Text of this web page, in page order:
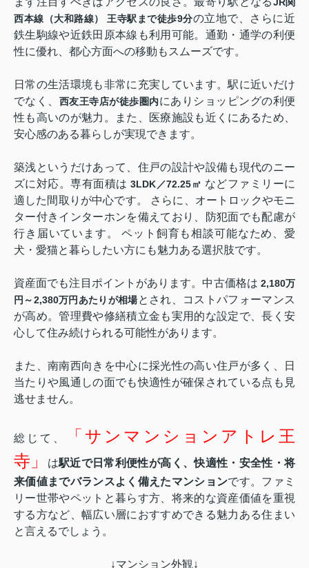
西本線（大和路線） 王寺駅まで徒歩9分の立地で、さらに近
鉄生駒線や近鉄田原本線も利用可能。通勤・通学の利便
性に優れ、都心方面への移動もスムーズです。
日常の生活環境も非常に充実しています。駅に近いだけ
でなく、 西友王寺店が徒歩圏内にありショッピングの利便
性も高いのが魅力。また、医療施設も近くにあるため、
安心感のある暮らしが実現できます。
築浅というだけあって、住戸の設計や設備も現代のニー
ズに対応。専有面積は3LDK／72.25㎡ などファミリーに
適した間取りが中心です。 さらに、オートロックやモニ
ター付きインターホンを備えており、防犯面でも配慮が
行き届いています。 ペット飼育も相談可能なため、愛
犬・愛猫と暮らしたい方にも魅力ある選択肢です。
資産面でも注目ポイントがあります。中古価格は 2,180万
円～2,380万円あたりが相場とされ、コストパフォーマンス
が高め。管理費や修繕積立金も実用的な設定で、長く安
心して住み続けられる可能性があります。
また、南南西向きを中心に採光性の高い住戸が多く、日
当たりや風通しの面でも快適性が確保されている点も見
逃せません。
総じて、
「サンマンションアトレ王
寺」
は駅近で日常利便性が高く、快適性・安全性・将
来価値までバランスよく備えたマンションです。ファミ
リー世帯やペットと暮らす方、将来的な資産価値を重視
する方など、幅広い層におすすめできる魅力ある住まい
と言えるでしょう。
↓マンション外観↓